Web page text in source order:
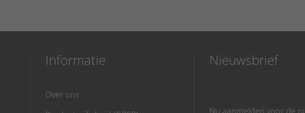
Informatie
Over ons
Nieuwsbrief
Nu aanmelden voor de